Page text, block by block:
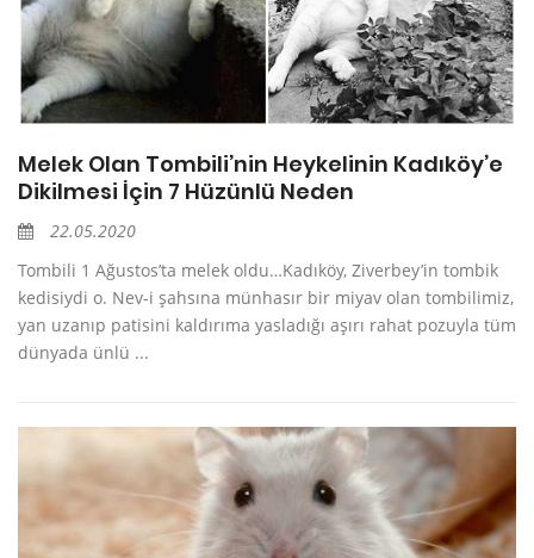
Melek Olan Tombili’nin Heykelinin Kadıköy’e
Dikilmesi İçin 7 Hüzünlü Neden
22.05.2020
Tombili 1 Ağustos’ta melek oldu…Kadıköy, Ziverbey’in tombik
kedisiydi o. Nev-i şahsına münhasır bir miyav olan tombilimiz,
yan uzanıp patisini kaldırıma yasladığı aşırı rahat pozuyla tüm
dünyada ünlü ...